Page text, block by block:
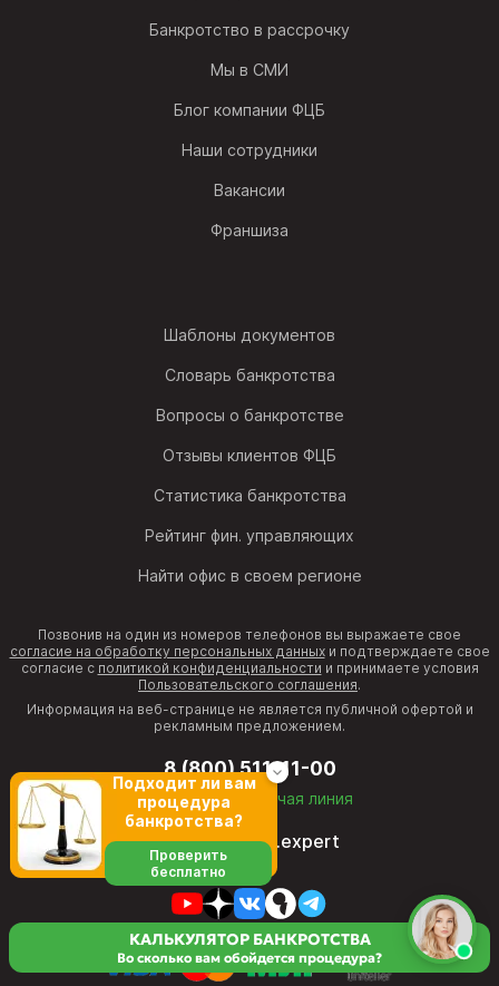
Банкротство в рассрочку
Мы в СМИ
Блог компании ФЦБ
Наши сотрудники
Вакансии
Франшиза
Шаблоны документов
Словарь банкротства
Вопросы о банкротстве
Отзывы клиентов ФЦБ
Статистика банкротства
Рейтинг фин. управляющих
Найти офис в своем регионе
Позвонив на один из номеров телефонов вы выражаете свое
согласие на обработку персональных данныхи подтверждаете свое
согласие с политикой конфиденциальности и принимаете условия
Пользовательского соглашения.
Информация на веб-странице не является публичной офертой и
рекламным предложением.
8 (800) 511-11-00
бесплатная горячая линия
director@fcb.expert
КАЛЬКУЛЯТОР БАНКРОТСТВА
Во сколько вам обойдется процедура?
Подходит ли вам
процедура
банкротства?
Проверить
бесплатно